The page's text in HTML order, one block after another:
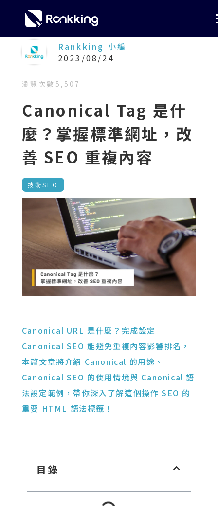
Rankking 小編
2023/08/24
瀏覽次數 5,507
Canonical Tag 是什
麼？掌握標準網址，改
善 SEO 重複內容
技術SEO
Canonical URL 是什麼？完成設定
Canonical SEO 能避免重複內容影響排名，
本篇文章將介紹 Canonical 的用途、
Canonical SEO 的使用情境與 Canonical 語
法設定範例，帶你深入了解這個操作 SEO 的
重要 HTML 語法標籤！
目錄